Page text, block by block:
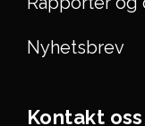
Nyhetsbrev
Kontakt oss